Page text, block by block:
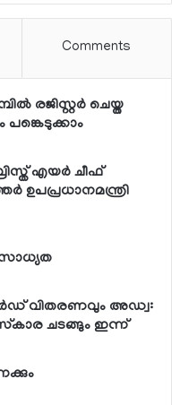
Comments
രജിസ്റ്റര്‍ ചെയ്ത
എയര്‍ ചീഫ്
ഉപപ്രധാനമന്ത്രി
സാധ്യത
വിതരണവും അഡ്വ:
ചടങ്ങും ഇന്ന്